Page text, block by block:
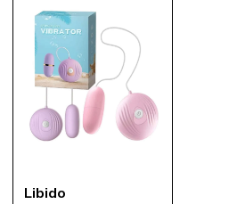
Libido